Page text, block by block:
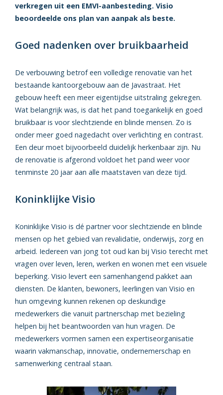
verkregen uit een EMVI-aanbesteding. Visio
beoordeelde ons plan van aanpak als beste.
Goed nadenken over bruikbaarheid
De verbouwing betrof een volledige renovatie van het
bestaande kantoorgebouw aan de Javastraat. Het
gebouw heeft een meer eigentijdse uitstraling gekregen.
Wat belangrijk was, is dat het pand toegankelijk en goed
bruikbaar is voor slechtziende en blinde mensen. Zo is
onder meer goed nagedacht over verlichting en contrast.
Een deur moet bijvoorbeeld duidelijk herkenbaar zijn. Nu
de renovatie is afgerond voldoet het pand weer voor
tenminste 20 jaar aan alle maatstaven van deze tijd.
Koninklijke Visio
Koninklijke Visio is dé partner voor slechtziende en blinde
mensen op het gebied van revalidatie, onderwijs, zorg en
arbeid. Iedereen van jong tot oud kan bij Visio terecht met
vragen over leven, leren, werken en wonen met een visuele
beperking. Visio levert een samenhangend pakket aan
diensten. De klanten, bewoners, leerlingen van Visio en
hun omgeving kunnen rekenen op deskundige
medewerkers die vanuit partnerschap met bezieling
helpen bij het beantwoorden van hun vragen. De
medewerkers vormen samen een expertiseorganisatie
waarin vakmanschap, innovatie, ondernemerschap en
samenwerking centraal staan.